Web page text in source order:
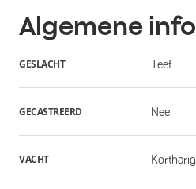
Algemene info
GESLACHT Teef
GECASTREERD Nee
VACHT Kortharig